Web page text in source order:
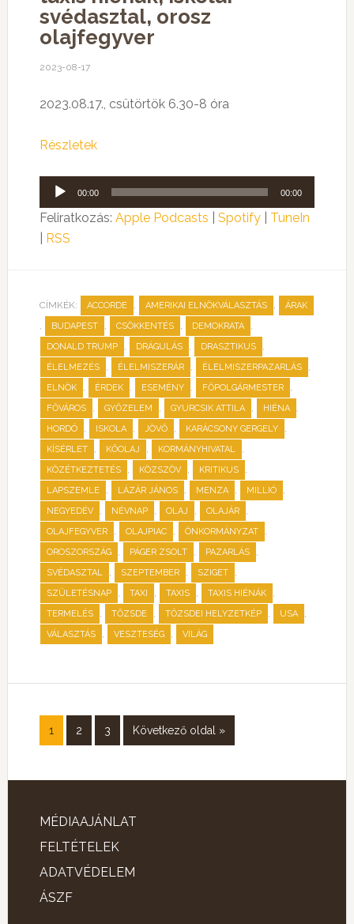
svédasztal, orosz
olajfegyver
2023-08-17
2023.08.17., csütörtök 6.30-8 óra
Részletek
Audió
lejátszó
00:00 00:00
Feliratkozás: Apple Podcasts Spotify| TuneIn
RSS
CÍMKÉK: ACCORDE , AMERIKAI ELNÖKVÁLASZTÁS , ÁRAK
, BUDAPEST , CSÖKKENTÉS , DEMOKRATA ,
DONALD TRUMP , DRÁGULÁS , DRASZTIKUS ,
ÉLELMEZÉS , ÉLELMISZERÁR , ÉLELMISZERPAZARLÁS ,
ELNÖK , ÉRDEK , ESEMÉNY , FŐPOLGÁRMESTER ,
FŐVÁROS , GYŐZELEM , GYURCSIK ATTILA , HIÉNA ,
HORDÓ , ISKOLA , JÖVŐ , KARÁCSONY GERGELY ,
KÍSÉRLET , KŐOLAJ , KORMÁNYHIVATAL ,
KÖZÉTKEZTETÉS , KÖZSZÖV , KRITIKUS ,
LAPSZEMLE , LÁZÁR JÁNOS , MENZA , MILLIÓ ,
NEGYEDÉV , NÉVNAP , OLAJ , OLAJÁR ,
OLAJFEGYVER , OLAJPIAC , ÖNKORMÁNYZAT ,
OROSZORSZÁG , PÁGER ZSOLT , PAZARLÁS ,
SVÉDASZTAL , SZEPTEMBER , SZIGET ,
SZÜLETÉSNAP , TAXI , TAXIS , TAXIS HIÉNÁK ,
TERMELÉS , TŐZSDE , TŐZSDEI HELYZETKÉP , USA ,
VÁLASZTÁS , VESZTESÉG , VILÁG
1 2 3 Következő oldal »
MÉDIAAJÁNLAT
FELTÉTELEK
ADATVÉDELEM
ÁSZF